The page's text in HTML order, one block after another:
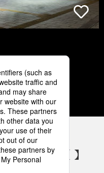
4 5
SNSアカウント